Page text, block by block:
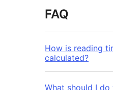
FAQ
How is reading
calculated?
What should I do